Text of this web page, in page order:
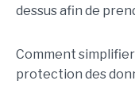
dessus afin de
Comment
protection des